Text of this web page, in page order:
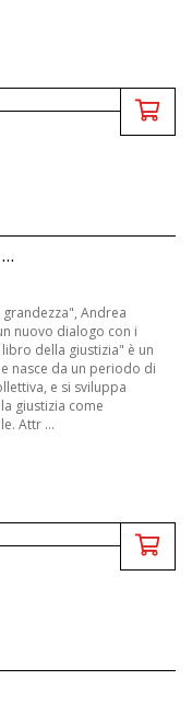
Andrea
nuovo dialogo con i
della giustizia" è un
nasce da un periodo di
e si sviluppa
giustizia come
Attr ...